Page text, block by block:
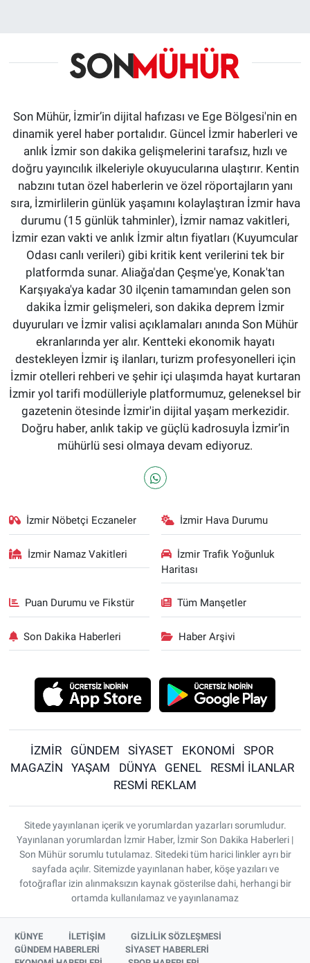
Son Mühür, İzmir’in dijital hafızası ve Ege Bölgesi'nin en
dinamik yerel haber portalıdır. Güncel İzmir haberleri ve
anlık İzmir son dakika gelişmelerini tarafsız, hızlı ve
doğru yayıncılık ilkeleriyle okuyucularına ulaştırır. Kentin
nabzını tutan özel haberlerin ve özel röportajların yanı
sıra, İzmirlilerin günlük yaşamını kolaylaştıran İzmir hava
durumu (15 günlük tahminler), İzmir namaz vakitleri,
İzmir ezan vakti ve anlık İzmir altın fiyatları (Kuyumcular
Odası canlı verileri) gibi kritik kent verilerini tek bir
platformda sunar. Aliağa'dan Çeşme'ye, Konak'tan
Karşıyaka'ya kadar 30 ilçenin tamamından gelen son
dakika İzmir gelişmeleri, son dakika deprem İzmir
duyuruları ve İzmir valisi açıklamaları anında Son Mühür
ekranlarında yer alır. Kentteki ekonomik hayatı
destekleyen İzmir iş ilanları, turizm profesyonelleri için
İzmir otelleri rehberi ve şehir içi ulaşımda hayat kurtaran
İzmir yol tarifi modülleriyle platformumuz, geleneksel bir
gazetenin ötesinde İzmir'in dijital yaşam merkezidir.
Doğru haber, anlık takip ve güçlü kadrosuyla İzmir’in
mühürlü sesi olmaya devam ediyoruz.
İzmir Nöbetçi Eczaneler İzmir Hava Durumu
İzmir Namaz Vakitleri
İzmir Trafik Yoğunluk
Haritası
Puan Durumu ve Fikstür Tüm Manşetler
Son Dakika Haberleri Haber Arşivi
İZMİR GÜNDEM SİYASET EKONOMİ
SPOR
MAGAZİN
YAŞAM DÜNYA GENEL
RESMİ İLANLAR
RESMİ REKLAM
Sitede yayınlanan içerik ve yorumlardan yazarları sorumludur.
Yayınlanan yorumlardan İzmir Haber, İzmir Son Dakika Haberleri |
Son Mühür sorumlu tutulamaz. Sitedeki tüm harici linkler ayrı bir
sayfada açılır. Sitemizde yayınlanan haber, köşe yazıları ve
fotoğraflar izin alınmaksızın kaynak gösterilse dahi, herhangi bir
ortamda kullanılamaz ve yayınlanamaz
KÜNYE İLETİŞİM
GİZLİLİK SÖZLEŞMESİ
GÜNDEM HABERLERİ
SİYASET HABERLERİ